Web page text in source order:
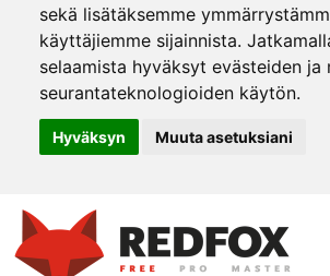
sekä lisätäksemme
käyttäjiemme sijainnista.
selaamista hyväksyt evästeiden ja
seurantateknologioiden käytön.
Hyväksyn Muuta asetuksiani